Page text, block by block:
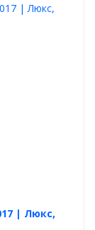
| Люкс,